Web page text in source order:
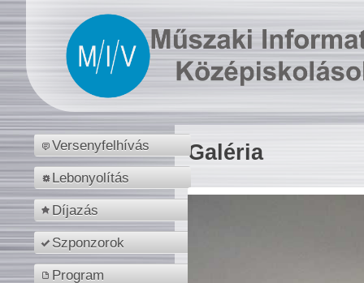
Versenyfelhívás
Lebonyolítás
Díjazás
Szponzorok
Program
Galéria